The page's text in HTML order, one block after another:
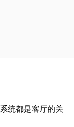
统都是客厅的关